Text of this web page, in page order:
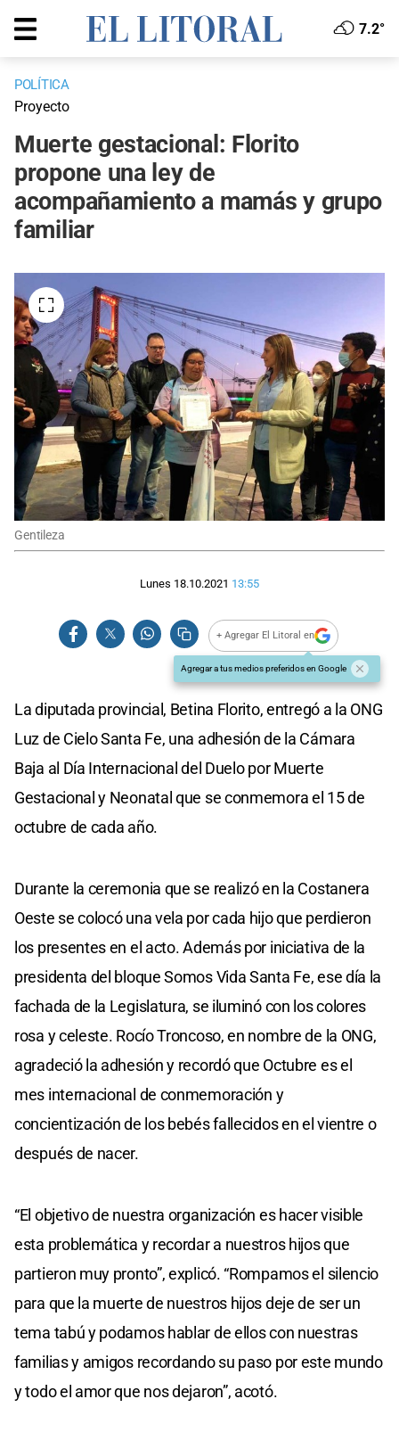
7.2°
POLÍTICA
Proyecto
Muerte gestacional: Florito
propone una ley de
acompañamiento a mamás y grupo
familiar
Gentileza
Lunes 18.10.2021 13:55
+ Agregar El Litoral en
Agregar a tus medios preferidos en Google
La diputada provincial, Betina Florito, entregó a la ONG
Luz de Cielo Santa Fe, una adhesión de la Cámara
Baja al Día Internacional del Duelo por Muerte
Gestacional y Neonatal que se conmemora el 15 de
octubre de cada año.
Durante la ceremonia que se realizó en la Costanera
Oeste se colocó una vela por cada hijo que perdieron
los presentes en el acto. Además por iniciativa de la
presidenta del bloque Somos Vida Santa Fe, ese día la
fachada de la Legislatura, se iluminó con los colores
rosa y celeste. Rocío Troncoso, en nombre de la ONG,
agradeció la adhesión y recordó que Octubre es el
mes internacional de conmemoración y
concientización de los bebés fallecidos en el vientre o
después de nacer.
“El objetivo de nuestra organización es hacer visible
esta problemática y recordar a nuestros hijos que
partieron muy pronto”, explicó. “Rompamos el silencio
para que la muerte de nuestros hijos deje de ser un
tema tabú y podamos hablar de ellos con nuestras
familias y amigos recordando su paso por este mundo
y todo el amor que nos dejaron”, acotó.